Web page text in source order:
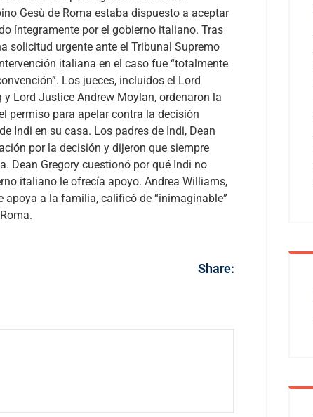
Gesù de Roma estaba dispuesto a aceptar
íntegramente por el gobierno italiano. Tras
solicitud urgente ante el Tribunal Supremo
italiana en el caso fue “totalmente
Los jueces, incluidos el Lord
Lord Justice Andrew Moylan, ordenaron la
permiso para apelar contra la decisión
Indi en su casa. Los padres de Indi, Dean
por la decisión y dijeron que siempre
Dean Gregory cuestionó por qué Indi no
italiano le ofrecía apoyo. Andrea Williams,
apoya a la familia, calificó de “inimaginable”
Share: